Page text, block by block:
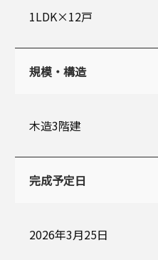
1LDK×12戸
規模・構造
木造3階建
完成予定日
2026年3月25日